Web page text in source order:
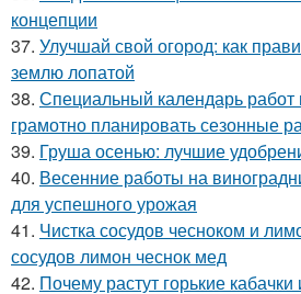
концепции
37. Улучшай свой огород: как
землю лопатой
38. Специальный календарь работ
грамотно планировать сезонные
39. Груша осенью: лучшие
40. Весенние работы на
для успешного урожая
41. Чистка сосудов чесноком и
сосудов лимон чеснок мед
42. Почему растут горькие